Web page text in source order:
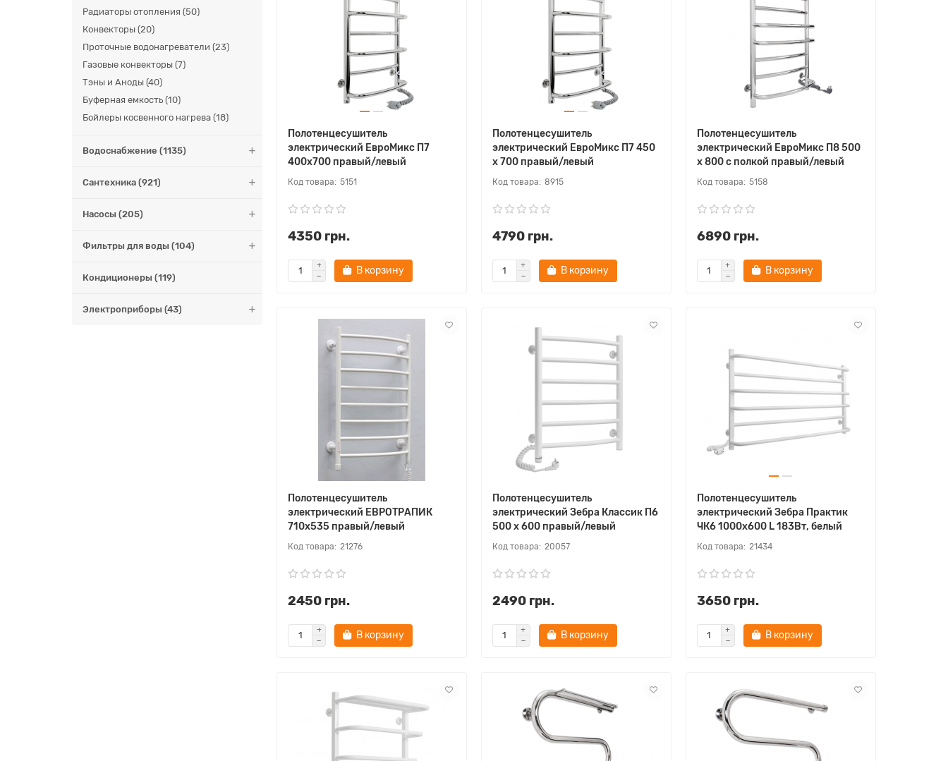
Радиаторы отопления (50)
Конвекторы (20)
Проточные водонагреватели (23)
Газовые конвекторы (7)
Тэны и Аноды (40)
Буферная емкость (10)
Бойлеры косвенного нагрева (18)
Водоснабжение (1135)
Сантехника (921)
Насосы (205)
Фильтры для воды (104)
Кондиционеры (119)
Электроприборы (43)
Полотенцесушитель
электрический ЕвроМикс П7
400х700 правый/левый
5151
4350 грн.
В корзину
Полотенцесушитель
электрический ЕвроМикс П7 450
х 700 правый/левый
8915
4790 грн.
В корзину
Полотенцесушитель
электрический ЕвроМикс П8 500
х 800 с полкой правый/левый
5158
6890 грн.
В корзину
Полотенцесушитель
электрический ЕВРОТРАПИК
710х535 правый/левый
21276
2450 грн.
В корзину
Полотенцесушитель
электрический Зебра Класcик П6
500 х 600 правый/левый
20057
2490 грн.
В корзину
Полотенцесушитель
электрический Зебра Практик
ЧК6 1000х600 L 183Вт, белый
21434
3650 грн.
В корзину